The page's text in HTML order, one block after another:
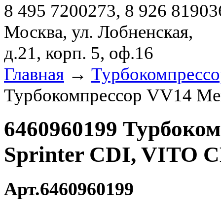
8 495 7200273, 8 926
Москва, ул. Лобненская,
д.21, корп. 5, оф.16
Главная →
Турбокомпрессор VV14
6460960199
Sprinter CDI, VITO
Арт.6460960199